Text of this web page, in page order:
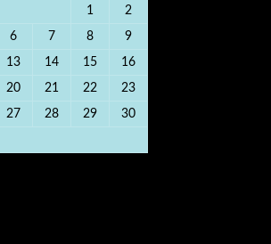
1 2
6 7 8 9
13 14 15 16
20 21 22 23
27 28 29 30